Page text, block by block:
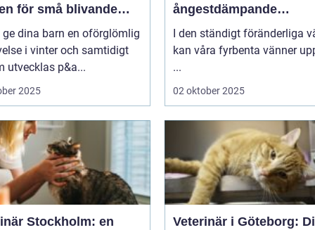
för små blivande
ge dina barn en oförglömlig
i vinter och samtidigt
utvecklas p&a...
2025
ångestdämpande
hundhalsband
I den ständigt föränderliga
kan våra fyrbenta vänner
...
02 oktober 2025
Stockholm: en
Veterinär i Göteborg: